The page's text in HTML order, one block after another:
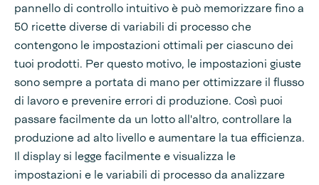
pannello di controllo intuitivo è può memorizzare fino a
50 ricette diverse di variabili di processo che
contengono le impostazioni ottimali per ciascuno dei
tuoi prodotti. Per questo motivo, le impostazioni giuste
sono sempre a portata di mano per ottimizzare il flusso
di lavoro e prevenire errori di produzione. Così puoi
passare facilmente da un lotto all'altro, controllare la
produzione ad alto livello e aumentare la tua efficienza.
Il display si legge facilmente e visualizza le
impostazioni e le variabili di processo da analizzare